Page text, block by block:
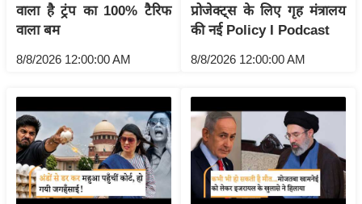
क्रा
इ
म
-
पे
प
र
मि
वाला है ट्रंप का 100% टैरिफ
वाला बम
8/8/2026 12:00:00 AM
प्रोजेक्ट्स के लिए गृह मंत्रालय
की नई Policy I Podcast
8/8/2026 12:00:00 AM